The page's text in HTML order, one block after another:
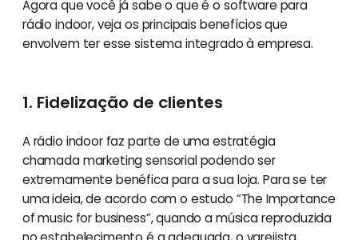
Agora que você já sabe o que é o software para
rádio indoor, veja os principais benefícios que
envolvem ter esse sistema integrado à empresa.
1. Fidelização de clientes
A rádio indoor faz parte de uma estratégia
chamada marketing sensorial podendo ser
extremamente benéfica para a sua loja. Para se ter
uma ideia, de acordo com o estudo “The Importance
of music for business”, quando a música reproduzida